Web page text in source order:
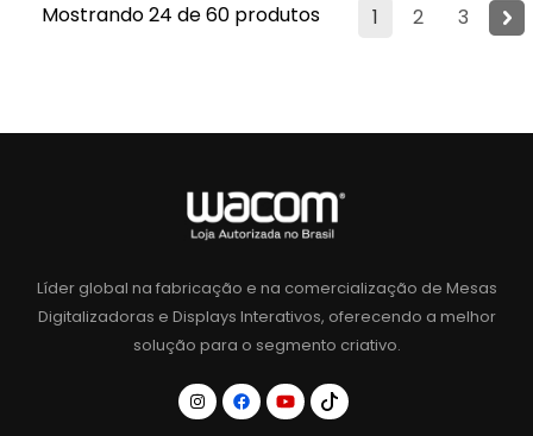
1 2 3
Mostrando 24 de 60 produtos
Líder global na fabricação e na comercialização de Mesas
Digitalizadoras e Displays Interativos, oferecendo a melhor
solução para o segmento criativo.